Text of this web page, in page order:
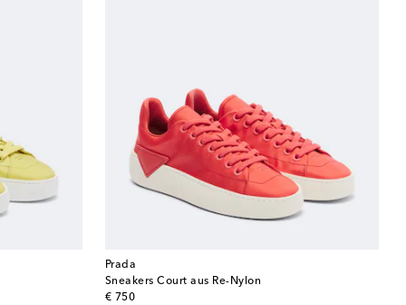
Prada
Sneakers Court aus Re-Nylon
€ 750
original price